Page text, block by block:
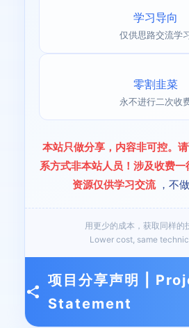
学习导向
仅供思路交流学
零割韭菜
永不进行二次收
本站只做分享，内容非可控。
系方式非本站人员！涉及收费一
资源仅供学习交流 ，不
用更少的成本，获取同样的
Lower cost, same
项目分享声明 |
Statement